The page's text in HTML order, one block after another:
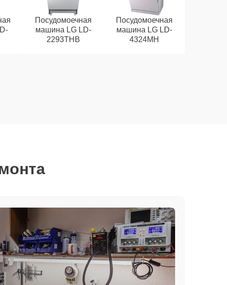
Посудомоечная
машина LG LD-
2293THB
Посудомоечная
машина LG LD-
4324MH